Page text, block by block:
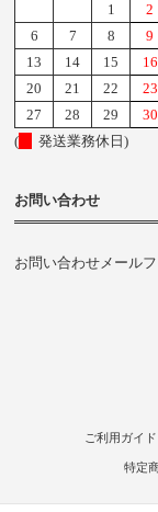
1
2
6
7 8 9
13
14 15 16
20
21 22 23
27
28 29
30
(
発送業務休日)
お問い合わせ
お問い合わせメール
ご利用ガイド
特定